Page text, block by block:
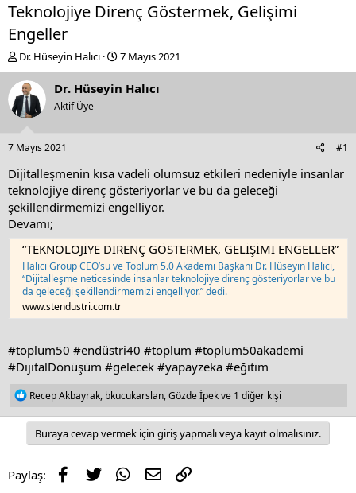
Teknolojiye Direnç Göstermek, Gelişimi
Engeller
T
h
r
e
a
s
t
a
r
t
e
r
Dr. Hüseyin Halıcı
S
t
a
e
7 Mayıs 2021
Dr. Hüseyin Halıcı
Aktif Üye
7 Mayıs 2021 #1
Dijitalleşmenin kısa vadeli olumsuz etkileri nedeniyle insanlar
teknolojiye direnç gösteriyorlar ve bu da geleceği
şekillendirmemizi engelliyor.
Devamı;
“TEKNOLOJİYE DİRENÇ GÖSTERMEK, GELİŞİMİ ENGELLER”
Halıcı Group CEO’su ve Toplum 5.0 Akademi Başkanı Dr. Hüseyin Halıcı,
“Dijitalleşme neticesinde insanlar teknolojiye direnç gösteriyorlar ve bu
da geleceği şekillendirmemizi engelliyor.” dedi.
www.stendustri.com.tr
#toplum50 #endüstri40 #toplum #toplum50akademi
#DijitalDönüşüm #gelecek #yapayzeka #eğitim
R
a
t
o
n
Recep Akbayrak, bkucukarslan,Gözde İpekve 1 diğer kişi
Buraya cevap vermek için giriş yapmalı veya kayıt olmalısınız.
Paylaş: Facebook
Twitter WhatsApp
E-posta